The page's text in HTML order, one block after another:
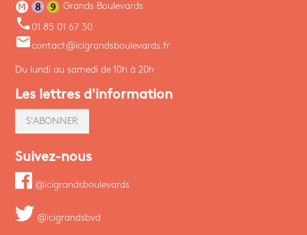
Grands Boulevards
phone 01 85 01 67 30
emailcontact@icigrandsboulevards.fr
Du lundi au samedi de 10h à 20h
Les lettres d'information
S'ABONNER
Suivez-nous
@icigrandsboulevards
@icigrandsbvd